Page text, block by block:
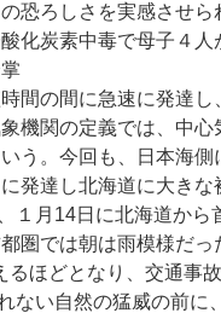
恐ろしさを実感させら
化炭素中毒で母子４
間の間に急速に発達し
機関の定義では、中
う。今回も、日本海
発達し北海道に大きな
１月14日に北海道か
圏では朝は雨模様だ
るほどとなり、交通事
ない自然の猛威の前に